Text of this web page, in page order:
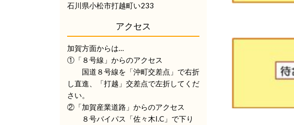
石川県小松市打越町い233
アクセス
加賀方面からは…
①「８号線」からのアクセス
国道８号線を「沖町交差点」で右折
し直進、「打越」交差点で左折してくだ
さい。
②「加賀産業道路」からのアクセス
８号バイパス「佐々木I.C」で下り